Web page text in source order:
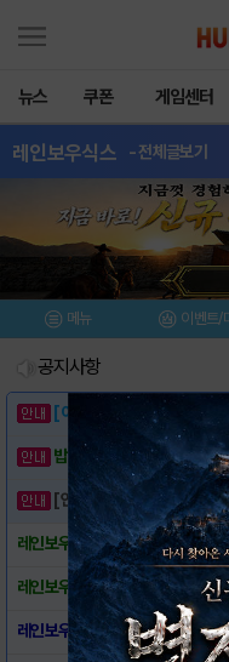
뉴스 쿠폰 게임센터
레인보우식스 - 전체글보기
메뉴 이벤트/
공지사항
[이벤트] 웃음으로 매일매일
밥알이의 헝앱통신 ⑲ “밥알
[안내] 헝그리앱 필수 상식!
레인보우식스 쉐도우뱅가드 - 트
레인보우식스 쉐도우뱅가드 - 맵
레인보우식스 쉐도우뱅가드 - 실